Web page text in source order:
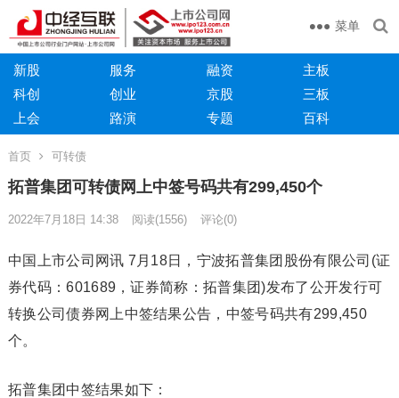
菜单
新股 服务 融资
主板
科创
创业 京股
三板
上会
路演 专题 百科
首页 可转债
拓普集团可转债网上中签号码共有299,450个
2022年7月18日 14:38 阅读(1556) 评论(0)
中国上市公司网讯 7月18日，宁波拓普集团股份有限公司(证
券代码：601689，证券简称：拓普集团)发布了公开发行可
转换公司债券网上中签结果公告，中签号码共有299,450
个。
拓普集团中签结果如下：